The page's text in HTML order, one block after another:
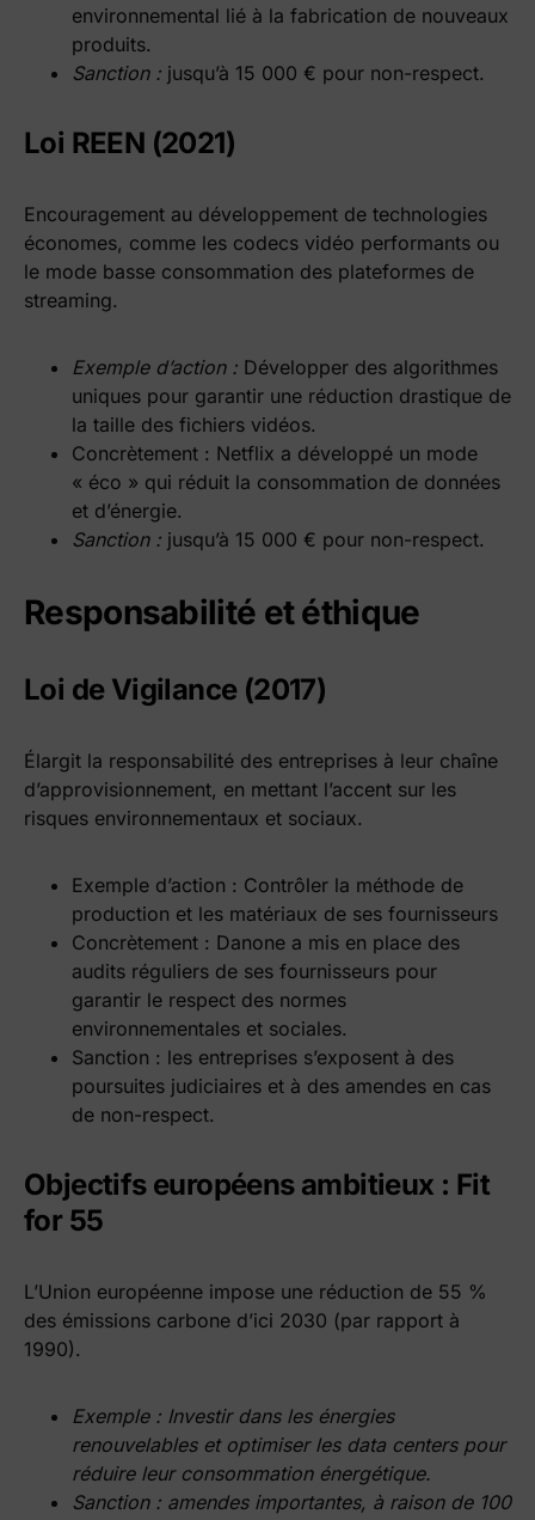
environnemental lié à la fabrication de nouveaux
produits.
Sanction : jusqu’à 15 000 € pour non-respect.
Loi REEN (2021)
Encouragement au développement de technologies
économes, comme les codecs vidéo performants ou
le mode basse consommation des plateformes de
streaming.
Exemple d’action : Développer des algorithmes
uniques pour garantir une réduction drastique de
la taille des fichiers vidéos.
Concrètement : Netflix a développé un mode
« éco » qui réduit la consommation de données
et d’énergie.
Sanction : jusqu’à 15 000 € pour non-respect.
Responsabilité et éthique
Loi de Vigilance (2017)
Élargit la responsabilité des entreprises à leur chaîne
d’approvisionnement, en mettant l’accent sur les
risques environnementaux et sociaux.
Exemple d’action : Contrôler la méthode de
production et les matériaux de ses fournisseurs
Concrètement : Danone a mis en place des
audits réguliers de ses fournisseurs pour
garantir le respect des normes
environnementales et sociales.
Sanction : les entreprises s’exposent à des
poursuites judiciaires et à des amendes en cas
de non-respect.
Objectifs européens ambitieux : Fit
for 55
L’Union européenne impose une réduction de 55 %
des émissions carbone d’ici 2030 (par rapport à
1990).
Exemple : Investir dans les énergies
renouvelables et optimiser les data centers pour
réduire leur consommation énergétique.
Sanction : amendes importantes, à raison de 100